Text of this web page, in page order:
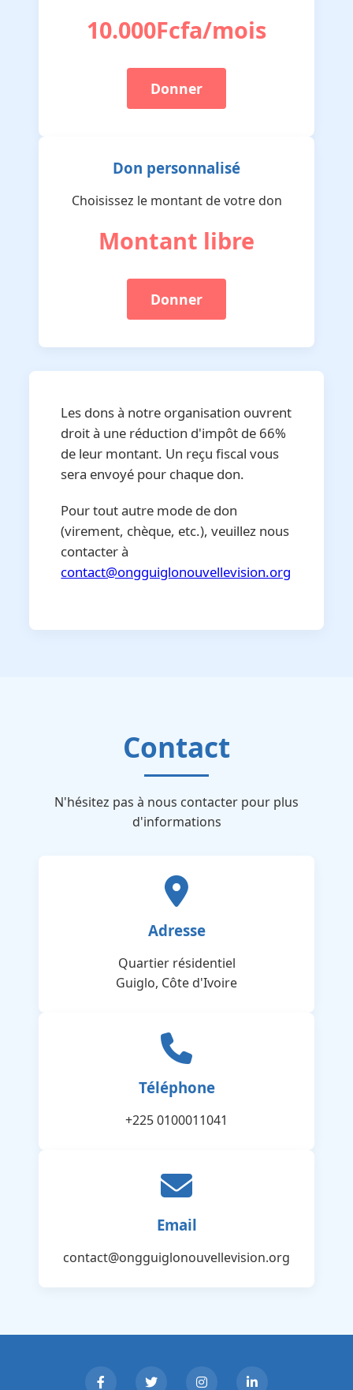
10.000Fcfa/mois
Donner
Don personnalisé
Choisissez le montant de votre don
Montant libre
Donner
Les dons à notre organisation ouvrent
droit à une réduction d'impôt de 66%
de leur montant. Un reçu fiscal vous
sera envoyé pour chaque don.
Pour tout autre mode de don
(virement, chèque, etc.), veuillez nous
contacter à
contact@ongguiglonouvellevision.org
Contact
N'hésitez pas à nous contacter pour plus
d'informations
Adresse
Quartier résidentiel
Guiglo, Côte d'Ivoire
Téléphone
+225 0100011041
Email
contact@ongguiglonouvellevision.org